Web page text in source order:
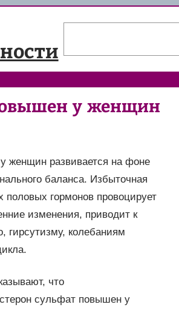
у женщин
у женщин развивается на фоне
баланса. Избыточная
половых гормонов провоцирует
изменения, приводит к
гирсутизму, колебаниям
что
сульфат повышен у